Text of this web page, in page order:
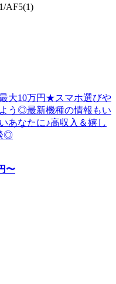
AF5(1)
大10万円★スマホ選びや
う◎最新機種の情報もい
あなたに♪高収入＆嬉し
◎
〜